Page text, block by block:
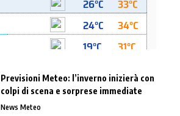
Previsioni Meteo: l’inverno inizierà con
colpi di scena e sorprese immediate
News Meteo